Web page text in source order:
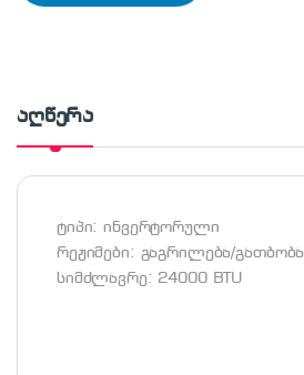
აღწერა
ტიპი: ინვერტორული
რეჟიმები: გაგრილება/გათბობა
სიმძლავრე: 24000 BTU